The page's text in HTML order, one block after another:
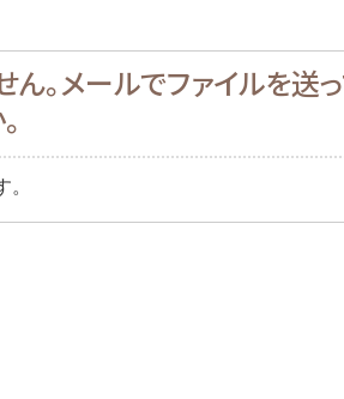
ん。メールでファイルを送